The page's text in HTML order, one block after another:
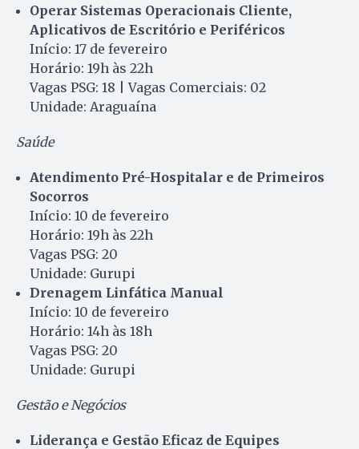
Operar Sistemas Operacionais Cliente,
Aplicativos de Escritório e Periféricos
Início: 17 de fevereiro
Horário: 19h às 22h
Vagas PSG: 18 | Vagas Comerciais: 02
Unidade: Araguaína
Saúde
Atendimento Pré-Hospitalar e de Primeiros
Socorros
Início: 10 de fevereiro
Horário: 19h às 22h
Vagas PSG: 20
Unidade: Gurupi
Drenagem Linfática Manual
Início: 10 de fevereiro
Horário: 14h às 18h
Vagas PSG: 20
Unidade: Gurupi
Gestão e Negócios
Liderança e Gestão Eficaz de Equipes